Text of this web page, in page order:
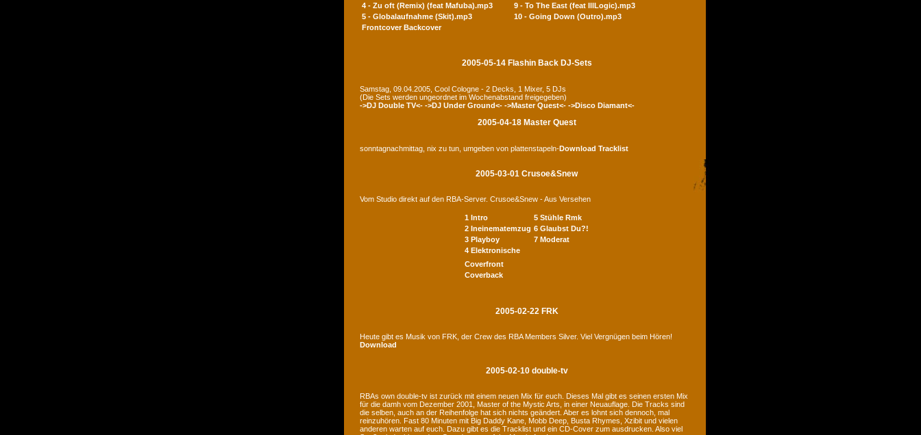
4 - Zu oft (Remix) (feat Mafuba).mp3
9 - To The East (feat IllLogic).mp3
5 - Globalaufnahme (Skit).mp3
10 - Going Down (Outro).mp3
Frontcover Backcover
2005-05-14 Flashin Back DJ-Sets
Samstag, 09.04.2005, Cool Cologne - 2 Decks, 1 Mixer, 5 DJs
(Die Sets werden ungeordnet im Wochenabstand freigegeben)
->DJ Double TV<- ->DJ Under Ground<- ->Master Quest<- ->Disco Diamant<-
2005-04-18 Master Quest
sonntagnachmittag, nix zu tun, umgeben von plattenstapeln-Download Tracklist
2005-03-01 Crusoe&Snew
Vom Studio direkt auf den RBA-Server. Crusoe&Snew - Aus Versehen
1 Intro
5 Stühle Rmk
2 Ineinematemzug 6 Glaubst Du?!
3 Playboy
7 Moderat
4 Elektronische
Coverfront
Coverback
2005-02-22 FRK
Heute gibt es Musik von FRK, der Crew des RBA Members Silver. Viel Vergnügen beim Hören!
Download
2005-02-10 double-tv
RBAs own double-tv ist zurück mit einem neuen Mix für euch. Dieses Mal gibt es seinen ersten Mix
für die damh vom Dezember 2001, Master of the Mystic Arts, in einer Neuauflage. Die Tracks sind
die selben, auch an der Reihenfolge hat sich nichts geändert. Aber es lohnt sich dennoch, mal
reinzuhören. Fast 80 Minuten mit Big Daddy Kane, Mobb Deep, Busta Rhymes, Xzibit und vielen
anderen warten auf euch. Dazu gibt es die Tracklist und ein CD-Cover zum ausdrucken. Also viel